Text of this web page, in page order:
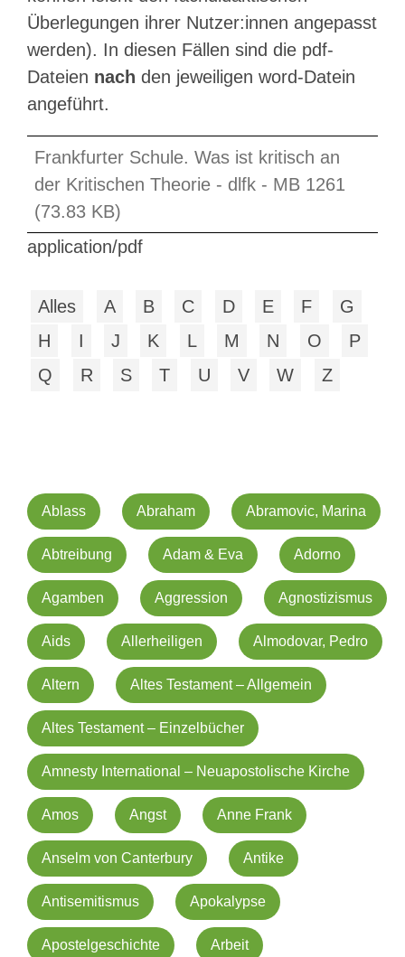
Überlegungen ihrer Nutzer:innen angepasst
werden). In diesen Fällen sind die pdf-
Dateien nach den jeweiligen word-Datein
angeführt.
Frankfurter Schule. Was ist kritisch an
der Kritischen Theorie - dlfk - MB 1261
(73.83 KB)
application/pdf
Alles A B C D E F
G
H
I J K L M N O
P
Q
R S T U V W Z
Ablass Abraham Abramovic, Marina
Abtreibung Adam & Eva Adorno
Agamben Aggression Agnostizismus
Aids Allerheiligen Almodovar, Pedro
Altern Altes Testament – Allgemein
Altes Testament – Einzelbücher
Amnesty International – Neuapostolische Kirche
Amos Angst Anne Frank
Anselm von Canterbury Antike
Antisemitismus Apokalypse
Apostelgeschichte Arbeit